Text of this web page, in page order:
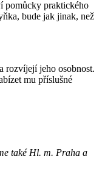
pomůcky praktického
bude jak jinak, než
rozvíjejí jeho osobnost.
mu příslušné
také Hl. m. Praha a